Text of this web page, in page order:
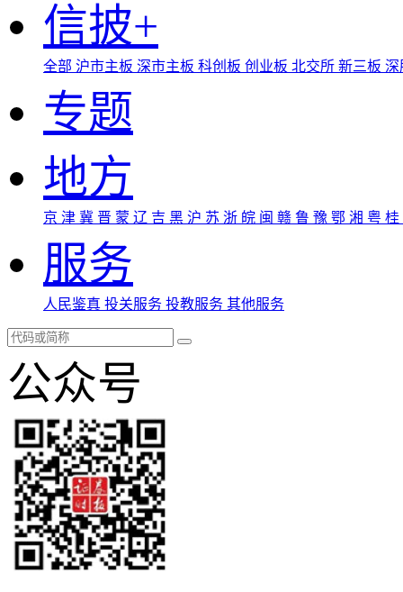
信披+
全部 沪市主板 深市主板 科创板 创业板 北交所 新三板
专题
地方
京 津 冀 晋 蒙 辽 吉 黑 沪 苏 浙 皖 闽 赣 鲁 豫 鄂 湘 粤 桂
服务
人民鉴真 投关服务 投教服务 其他服务
公众号